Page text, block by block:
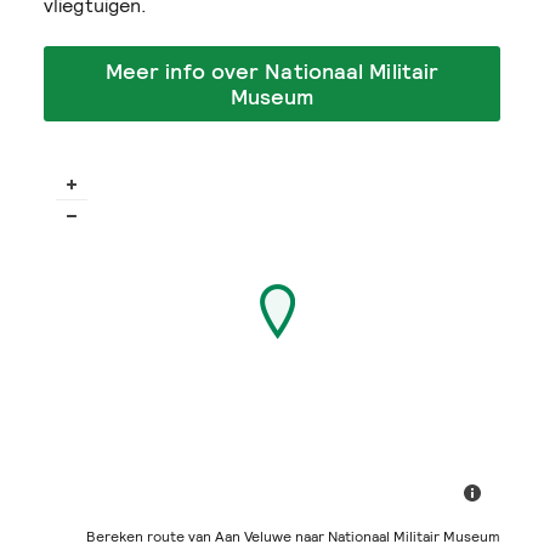
vliegtuigen.
Meer info over Nationaal Militair
Museum
Bereken route van Aan Veluwe naar Nationaal Militair Museum